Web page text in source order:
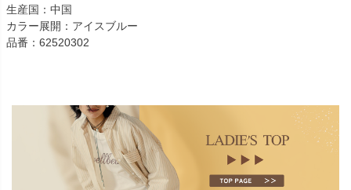
生産国：中国
カラー展開：アイスブルー
品番：62520302